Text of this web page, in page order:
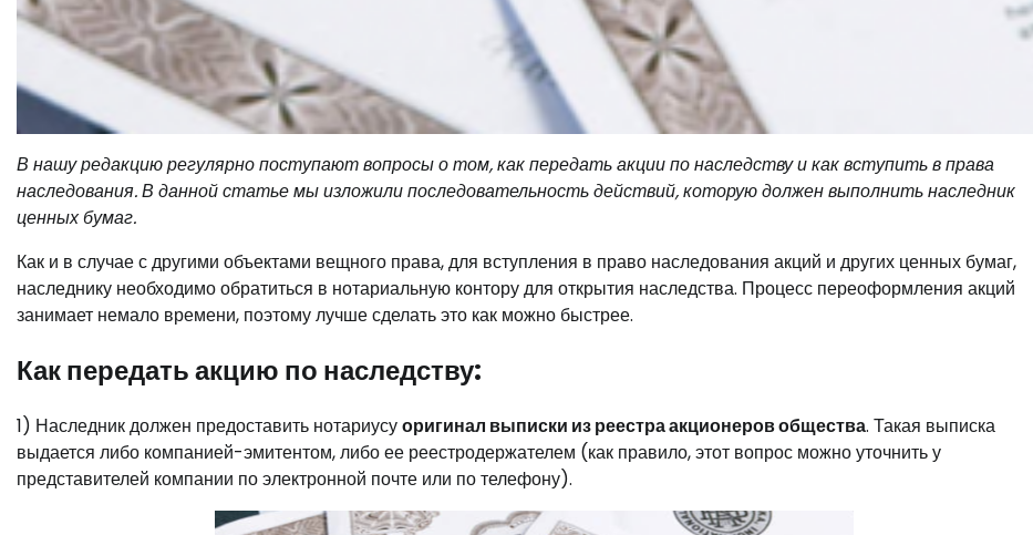
В нашу редакцию регулярно поступают вопросы о том, как передать акции по наследству и как вступить в права
наследования. В данной статье мы изложили последовательность действий, которую должен выполнить наследник
ценных бумаг.
Как и в случае с другими объектами вещного права, для вступления в право наследования акций и других ценных бумаг,
наследнику необходимо обратиться в нотариальную контору для открытия наследства. Процесс переоформления акций
занимает немало времени, поэтому лучше сделать это как можно быстрее.
Как передать акцию по наследству:
1) Наследник должен предоставить нотариусуоригинал выписки из реестра акционеров общества. Такая выписка
выдается либо компанией-эмитентом, либо ее реестродержателем (как правило, этот вопрос можно уточнить у
представителей компании по электронной почте или по телефону).